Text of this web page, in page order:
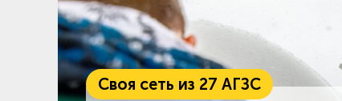
Своя сеть из 27 АГЗС